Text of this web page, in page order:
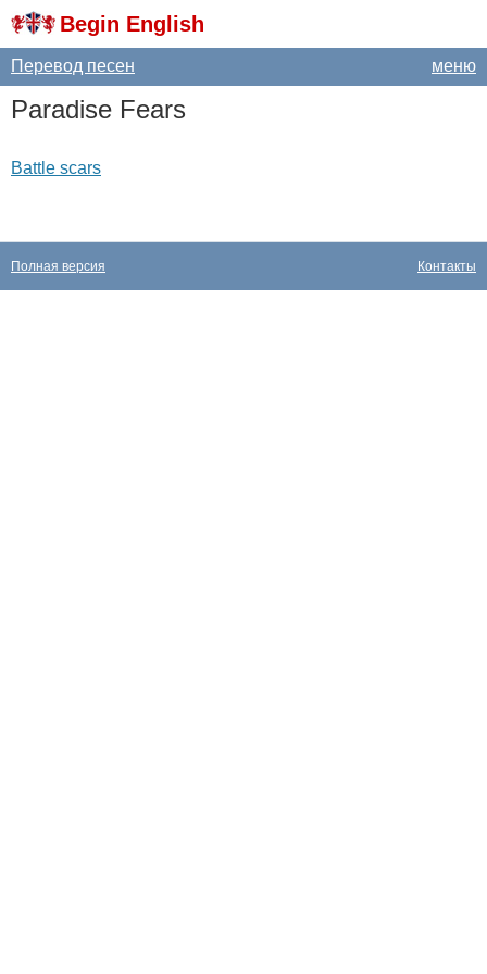
Begin English
меню
Перевод песен
Paradise Fears
Battle scars
Контакты
Полная версия